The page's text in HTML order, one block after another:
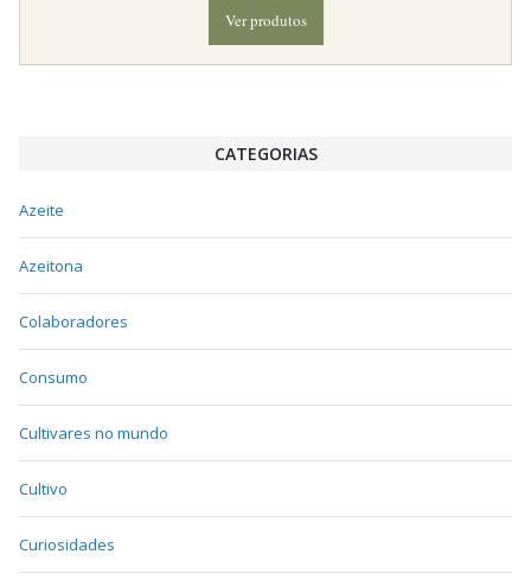
Ver produtos
CATEGORIAS
Azeite
Azeitona
Colaboradores
Consumo
Cultivares no mundo
Cultivo
Curiosidades